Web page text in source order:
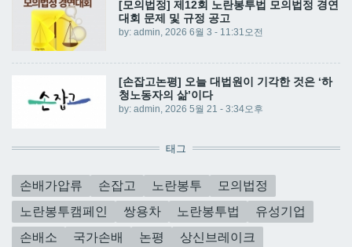
[모의법정] 제12회 노란봉투법 모의법정 경연
대회 문제 및 규정 공고
by: admin, 2026 6월 3 - 11:31오전
[손잡고논평] 오늘 대법원이 기각한 것은 ‘하
청노동자의 삶’이다
by: admin, 2026 5월 21 - 3:34오후
태그
손배가압류 손잡고 노란봉투
모의법정
노란봉투캠페인
쌍용차 노란봉투법
유성기업
손배소
국가손배 논평 상신브레이크